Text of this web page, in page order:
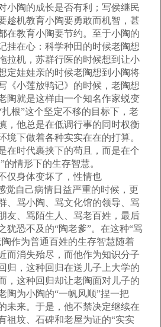
小陶的成长是否有利；写侯继民
趁机教育小陶要勇敢而机智，甚
在教育小陶要节约。至于小陶的
挂在心：科学种田的时候老陶想
拉机，苏群行医的时候想到让小
定娃娃亲的时候老陶想到小陶将
《小莲放鸭记》的时候，老陶想
陶就是这样由一个知名作家蜕变
根”这个坚定不移的目标下，老
，他总是在低调行事的同时权衡
境下做着各种实实在在的打算。
在时代裹挟下的苟且，而是在个
的情形下的生存智慧。
仅身体变坏了，性情也
觉自己病情日益严重的时候，更
、骂小陶、骂文化馆的领导、骂
友、骂陌生人、骂老百姓，最后
犹恐不及的“陶老爹”。在这种“骂
作为普通百姓的生存智慧随着
而消失殆尽，而他作为知识分子
归，这种回归在送儿子上大学的
，这种回归却让老陶面对儿子的
陶为小陶的“一帆风顺”捏一把
未来。于是，他不禁决定继续在
祖坟、石碑和老屋为证的“实实